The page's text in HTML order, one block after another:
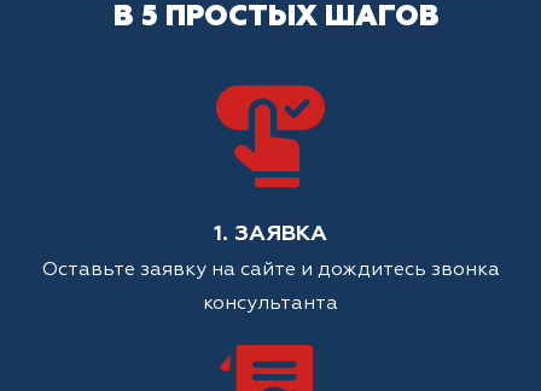
В 5 ПРОСТЫХ ШАГОВ
1. ЗАЯВКА
Оставьте заявку на сайте и дождитесь звонка
консультанта